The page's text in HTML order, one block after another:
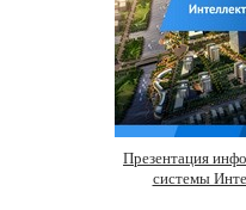
Презентация
системы